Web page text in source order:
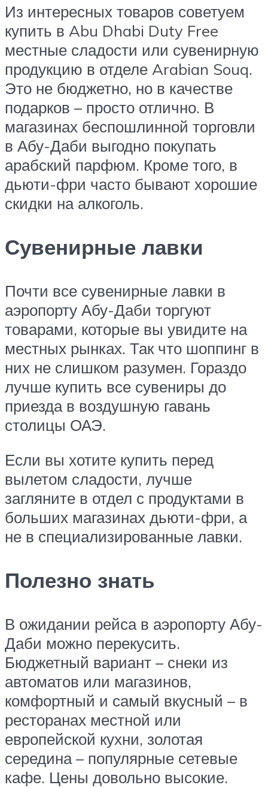
Из интересных товаров советуем
купить в Abu Dhabi Duty Free
местные сладости или сувенирную
продукцию в отделе Arabian Souq.
Это не бюджетно, но в качестве
подарков – просто отлично. В
магазинах беспошлинной торговли
в Абу-Даби выгодно покупать
арабский парфюм. Кроме того, в
дьюти-фри часто бывают хорошие
скидки на алкоголь.
Сувенирные лавки
Почти все сувенирные лавки в
аэропорту Абу-Даби торгуют
товарами, которые вы увидите на
местных рынках. Так что шоппинг в
них не слишком разумен. Гораздо
лучше купить все сувениры до
приезда в воздушную гавань
столицы ОАЭ.
Если вы хотите купить перед
вылетом сладости, лучше
загляните в отдел с продуктами в
больших магазинах дьюти-фри, а
не в специализированные лавки.
Полезно знать
В ожидании рейса в аэропорту Абу-
Даби можно перекусить.
Бюджетный вариант – снеки из
автоматов или магазинов,
комфортный и самый вкусный – в
ресторанах местной или
европейской кухни, золотая
середина – популярные сетевые
кафе. Цены довольно высокие.